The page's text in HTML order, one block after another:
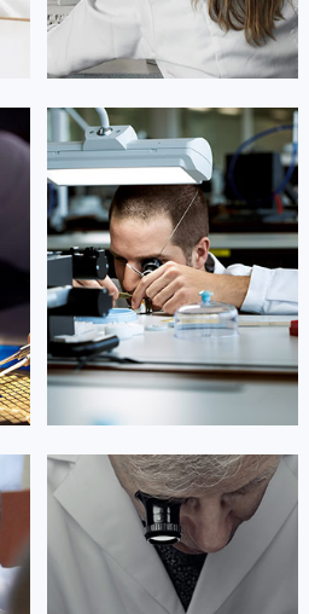
达芙妮·克劳迪娅
资深欧米茄技师
是欧米茄维修保养中心
(欧米茄保养中心)
的高级技师之一
Shanghai 欧米茄 Maintain center
 上海欧米茄维修
艾莉森·安吉莉亚
资深欧米茄技师
是欧米茄维修保养中心
(欧米茄保养中心)
的高级技师之一
Shenzhen 欧米茄 Maintain center